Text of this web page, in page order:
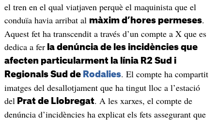
el tren en el qual viatjaven perquè el maquinista que el
conduïa havia arribat al màxim d’hores permeses.
Aquest fet ha transcendit a través d’un compte a X que es
dedica a ferla denúncia de les incidències que
afecten particularment la línia R2 Sud i
Regionals Sud de Rodalies. El compte ha compartit
imatges del desallotjament que ha tingut lloc a l’estació
del Prat de Llobregat. A les xarxes, el compte de
denúncia d’incidències ha explicat els fets assegurant que